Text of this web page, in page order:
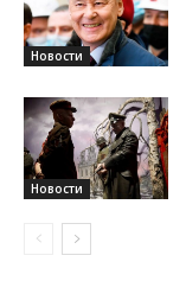
Новости
Новости